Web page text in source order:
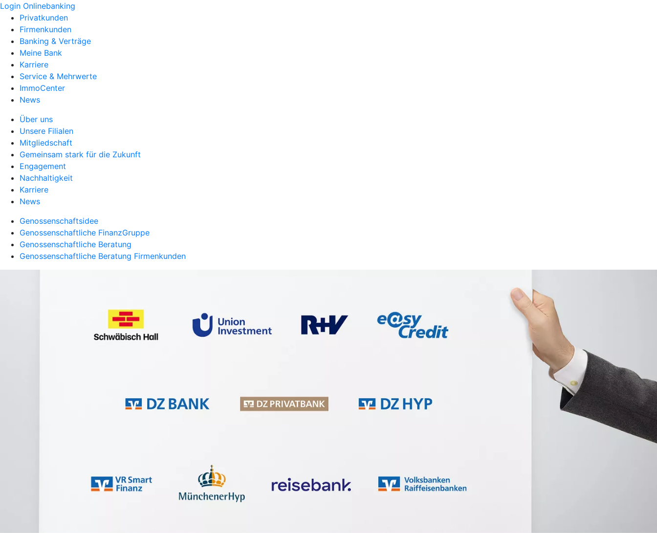
Login Onlinebanking
Privatkunden
Firmenkunden
Banking & Verträge
Meine Bank
Karriere
Service & Mehrwerte
ImmoCenter
News
Über uns
Unsere Filialen
Mitgliedschaft
Gemeinsam stark für die Zukunft
Engagement
Nachhaltigkeit
Karriere
News
Genossenschaftsidee
Genossenschaftliche FinanzGruppe
Genossenschaftliche Beratung
Genossenschaftliche Beratung Firmenkunden